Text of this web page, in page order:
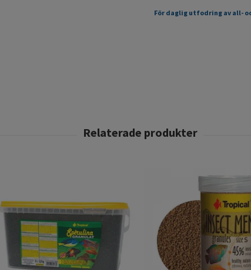
För daglig utfodring av all-